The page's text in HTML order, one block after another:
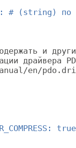
# (string) по
и
драйвера
en/
true